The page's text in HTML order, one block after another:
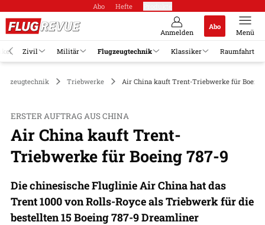
Abo Hefte
Anmelden
Abo
Menü
Zivil Militär Flugzeugtechnik Klassiker Raumfahrt
Triebwerke Air China kauft Trent-Triebwerke für Boeing
ERSTER AUFTRAG AUS CHINA
Air China kauft Trent-
Triebwerke für Boeing 787-9
Die chinesische Fluglinie Air China hat das
Trent 1000 von Rolls-Royce als Triebwerk für die
bestellten 15 Boeing 787-9 Dreamliner